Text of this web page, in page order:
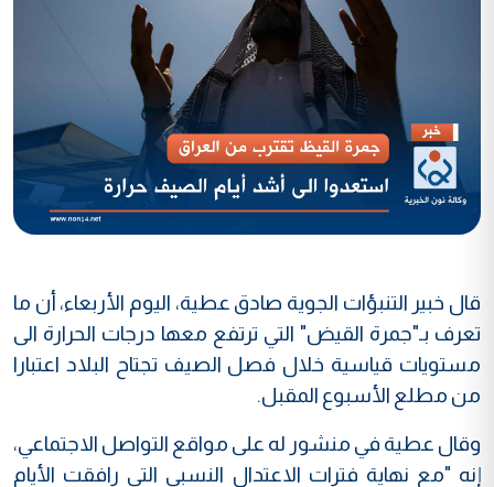
قال خبير التنبؤات الجوية صادق عطية، اليوم الأربعاء، أن ما
تعرف بـ"جمرة القيض" التي ترتفع معها درجات الحرارة الى
مستويات قياسية خلال فصل الصيف تجتاح البلاد اعتبارا
من مطلع الأسبوع المقبل.
وقال عطية في منشور له على مواقع التواصل الاجتماعي،
إنه "مع نهاية فترات الاعتدال النسبي التي رافقت الأيام